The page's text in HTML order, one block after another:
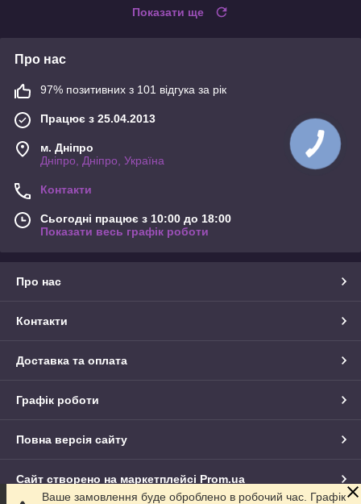
Показати ще
Про нас
97% позитивних з 101 відгука за рік
Працює з 25.04.2013
м. Дніпро
Дніпро, Дніпро, Україна
Контакти
Сьогодні працює з 10:00 до 18:00
Показати весь графік роботи
Про нас
Контакти
Доставка та оплата
Графік роботи
Повна версія сайту
Сайт створено на маркетплейсі Prom.ua
Ваше замовлення буде оброблено в робочий час. Графік